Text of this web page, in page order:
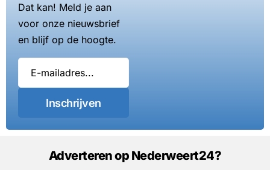
Dat kan! Meld je aan
voor onze nieuwsbrief
en blijf op de hoogte.
Inschrijven
Adverteren op Nederweert24?